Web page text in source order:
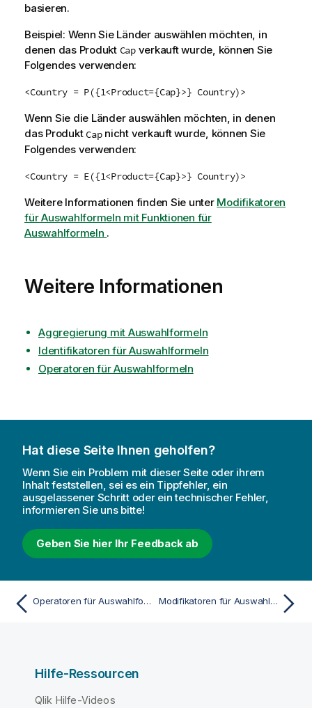
basieren.
Beispiel: Wenn Sie Länder auswählen möchten, in
denen das Produkt Capverkauft wurde, können Sie
Folgendes verwenden:
<Country = P({1<Product={Cap}>} Country)>
Wenn Sie die Länder auswählen möchten, in denen
das Produkt Capnicht verkauft wurde, können Sie
Folgendes verwenden:
<Country = E({1<Product={Cap}>} Country)>
Weitere Informationen finden Sie unter Modifikatoren
für Auswahlformeln mit Funktionen für
Auswahlformeln .
Weitere Informationen
Aggregierung mit Auswahlformeln
Identifikatoren für Auswahlformeln
Operatoren für Auswahlformeln
Hat diese Seite Ihnen geholfen?
Wenn Sie ein Problem mit dieser Seite oder ihrem
Inhalt feststellen, sei es ein Tippfehler, ein
ausgelassener Schritt oder ein technischer Fehler,
informieren Sie uns bitte!
Geben Sie hier Ihr Feedback ab
Operatoren für Auswahlformeln Modifikatoren für Auswahlformeln mit Suchen
Hilfe-Ressourcen
Qlik Hilfe-Videos